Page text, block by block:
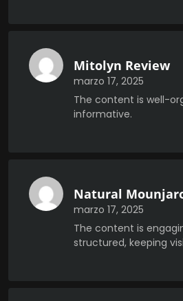
Mitolyn Review
marzo 17, 2025
The content is well-
informative.
Natural
marzo 17, 2025
The content is
structured, keeping